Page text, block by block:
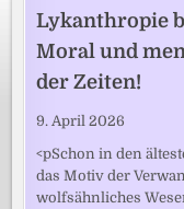
Lykanthropie
Moral und
der Zeiten!
9. April 2026
<pSchon in den
das Motiv der
wolfsähnliches